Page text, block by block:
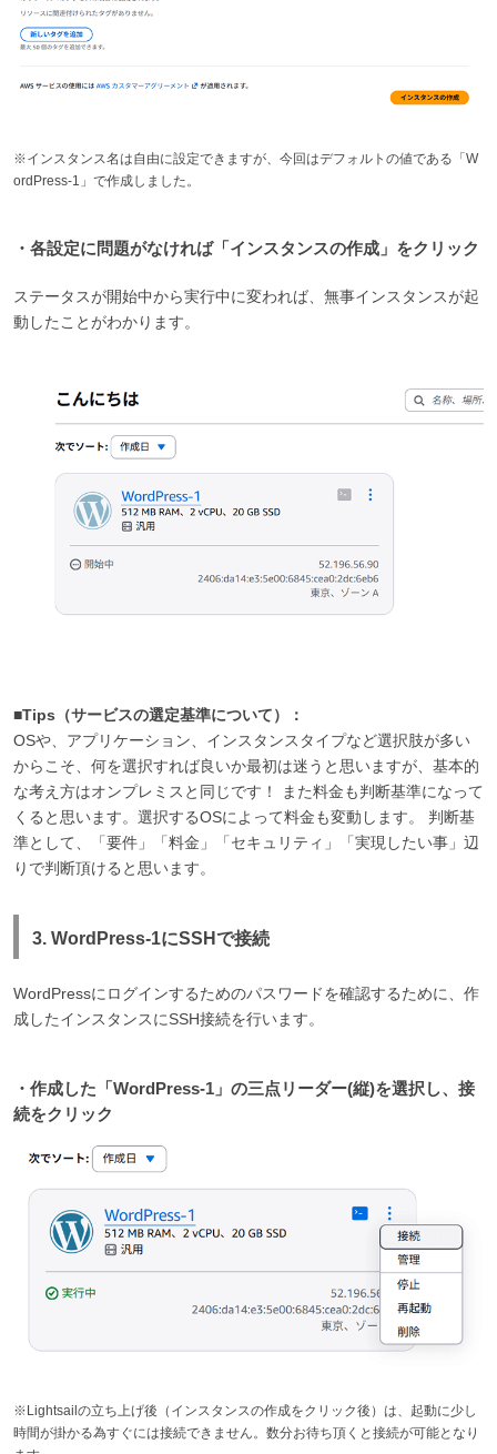
※インスタンス名は自由に設定できますが、今回はデフォルトの値である「W
ordPress-1」で作成しました。
・各設定に問題がなければ「インスタンスの作成」をクリック
ステータスが開始中から実行中に変われば、無事インスタンスが起
動したことがわかります。
■Tips（サービスの選定基準について）：
OSや、アプリケーション、インスタンスタイプなど選択肢が多い
からこそ、何を選択すれば良いか最初は迷うと思いますが、基本的
な考え方はオンプレミスと同じです！ また料金も判断基準になって
くると思います。選択するOSによって料金も変動します。 判断基
準として、「要件」「料金」「セキュリティ」「実現したい事」辺
りで判断頂けると思います。
3. WordPress-1にSSHで接続
WordPressにログインするためのパスワードを確認するために、作
成したインスタンスにSSH接続を行います。
・作成した「WordPress-1」の三点リーダー(縦)を選択し、接
続をクリック
※Lightsailの立ち上げ後（インスタンスの作成をクリック後）は、起動に少し
時間が掛かる為すぐには接続できません。数分お待ち頂くと接続が可能となり